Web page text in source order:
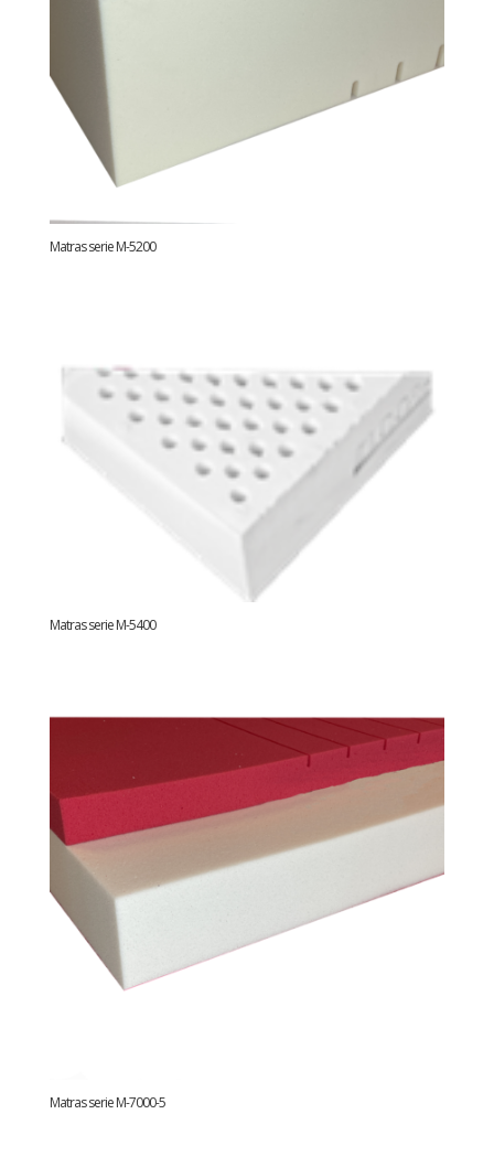
Matras serie M-5200
Matras serie M-5400
Matras serie M-7000-5